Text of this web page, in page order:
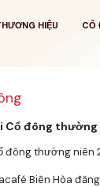
HIỆU CỔ
Cổ đông thường
đông thường niên
Biên Hòa